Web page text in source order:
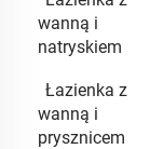
wanną i
natryskiem
Łazienka z
wanną i
prysznicem